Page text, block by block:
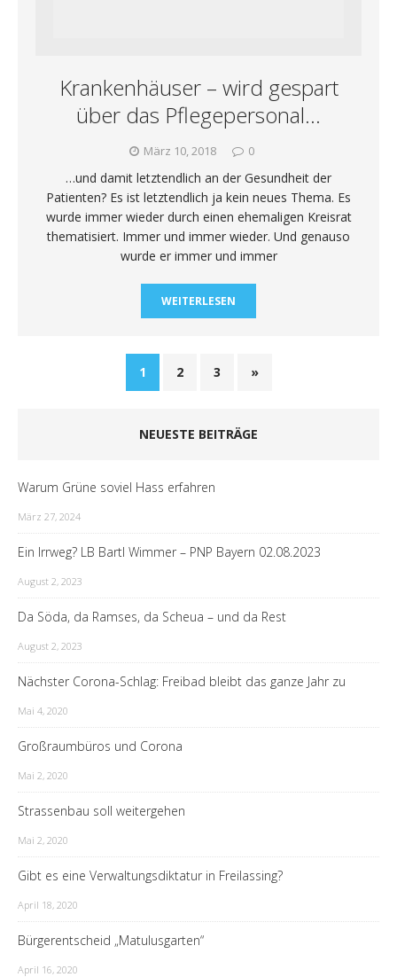
Krankenhäuser – wird gespart
über das Pflegepersonal…
März 10, 2018 0
…und damit letztendlich an der Gesundheit der
Patienten? Es ist letztendlich ja kein neues Thema. Es
wurde immer wieder durch einen ehemaligen Kreisrat
thematisiert. Immer und immer wieder. Und genauso
wurde er immer und immer
WEITERLESEN
1 2 3 »
NEUESTE BEITRÄGE
Warum Grüne soviel Hass erfahren
März 27, 2024
Ein Irrweg? LB Bartl Wimmer – PNP Bayern 02.08.2023
August 2, 2023
Da Söda, da Ramses, da Scheua – und da Rest
August 2, 2023
Nächster Corona-Schlag: Freibad bleibt das ganze Jahr zu
Mai 4, 2020
Großraumbüros und Corona
Mai 2, 2020
Strassenbau soll weitergehen
Mai 2, 2020
Gibt es eine Verwaltungsdiktatur in Freilassing?
April 18, 2020
Bürgerentscheid „Matulusgarten“
April 16, 2020